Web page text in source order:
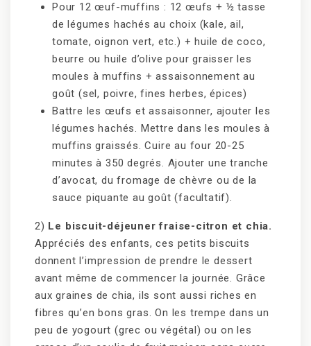
Pour 12 œuf-muffins : 12 œufs + ½ tasse
de légumes hachés au choix (kale, ail,
tomate, oignon vert, etc.) + huile de coco,
beurre ou huile d’olive pour graisser les
moules à muffins + assaisonnement au
goût (sel, poivre, fines herbes, épices)
Battre les œufs et assaisonner, ajouter les
légumes hachés. Mettre dans les moules à
muffins graissés. Cuire au four 20-25
minutes à 350 degrés. Ajouter une tranche
d’avocat, du fromage de chèvre ou de la
sauce piquante au goût (facultatif).
2) Le biscuit-déjeuner fraise-citron et chia.
Appréciés des enfants, ces petits biscuits
donnent l’impression de prendre le dessert
avant même de commencer la journée. Grâce
aux graines de chia, ils sont aussi riches en
fibres qu’en bons gras. On les trempe dans un
peu de yogourt (grec ou végétal) ou on les